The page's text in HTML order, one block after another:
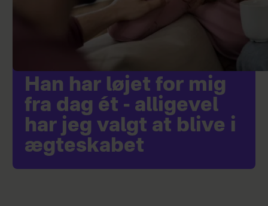
Han har løjet for mig
fra dag ét - alligevel
har jeg valgt at blive i
ægteskabet